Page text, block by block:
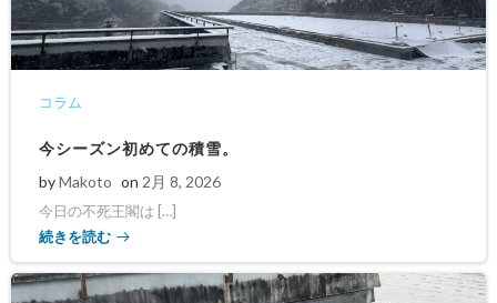
コラム
今シーズン初めての積雪。
byMakoto on 2月 8, 2026
今日の不死王閣は […]
続きを読む